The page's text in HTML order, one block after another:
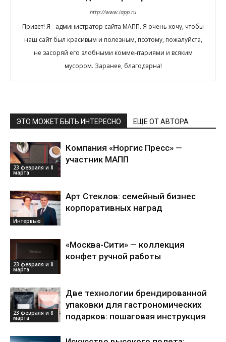
http://www.iapp.ru
Привет! Я - администратор сайта МАПП. Я очень хочу, чтобы
наш сайт был красивым и полезным, поэтому, пожалуйста,
не засоряй его злобными комментариями и всяким
мусором. Заранее, благодарна!
ЭТО МОЖЕТ БЫТЬ ИНТЕРЕСНО ЕЩЕ ОТ АВТОРА
23 февраля и 8
марта
Компания «Норгис Пресс» —
участник МАПП
Интервью
Арт Стеклов: семейный бизнес
корпоративных наград
23 февраля и 8
марта
«Москва-Сити» — коллекция
конфет ручной работы
23 февраля и 8
марта
Две технологии брендированной
упаковки для гастрономических
подарков: пошаговая инструкция